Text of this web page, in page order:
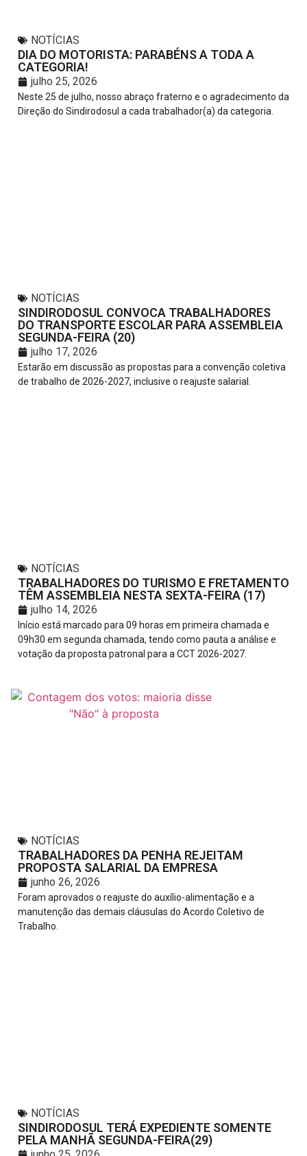
NOTÍCIAS
DIA DO MOTORISTA: PARABÉNS A TODA A
CATEGORIA!
julho 25, 2026
Neste 25 de julho, nosso abraço fraterno e o agradecimento da
Direção do Sindirodosul a cada trabalhador(a) da categoria.
NOTÍCIAS
SINDIRODOSUL CONVOCA TRABALHADORES
DO TRANSPORTE ESCOLAR PARA ASSEMBLEIA
SEGUNDA-FEIRA (20)
julho 17, 2026
Estarão em discussão as propostas para a convenção coletiva
de trabalho de 2026-2027, inclusive o reajuste salarial.
NOTÍCIAS
TRABALHADORES DO TURISMO E FRETAMENTO
TÊM ASSEMBLEIA NESTA SEXTA-FEIRA (17)
julho 14, 2026
Início está marcado para 09 horas em primeira chamada e
09h30 em segunda chamada, tendo como pauta a análise e
votação da proposta patronal para a CCT 2026-2027.
NOTÍCIAS
TRABALHADORES DA PENHA REJEITAM
PROPOSTA SALARIAL DA EMPRESA
junho 26, 2026
Foram aprovados o reajuste do auxílio-alimentação e a
manutenção das demais cláusulas do Acordo Coletivo de
Trabalho.
NOTÍCIAS
SINDIRODOSUL TERÁ EXPEDIENTE SOMENTE
PELA MANHÃ SEGUNDA-FEIRA(29)